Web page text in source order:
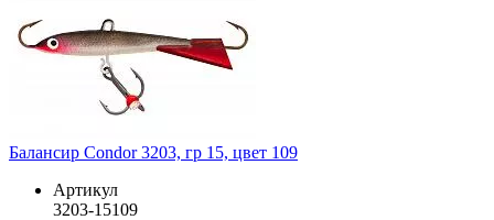
Балансир Condor 3203, гр 15, цвет 109
Артикул
3203-15109